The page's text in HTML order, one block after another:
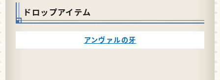
ドロップアイテム
アンヴァルの牙